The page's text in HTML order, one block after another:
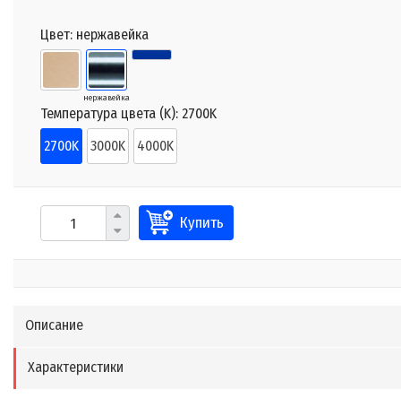
Цвет: нержавейка
нержавейка
Температура цвета (K): 2700K
2700K
3000K 4000K
Купить
Описание
Характеристики